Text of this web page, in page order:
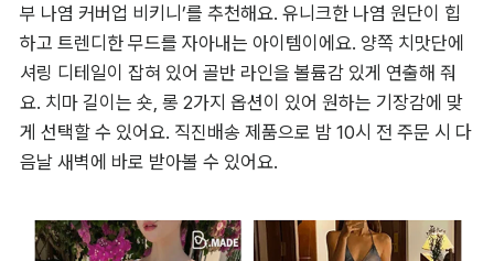
부 나염 커버업 비키니’를 추천해요. 유니크한 나염 원단이 힙
하고 트렌디한 무드를 자아내는 아이템이에요. 양쪽 치맛단에
셔링 디테일이 잡혀 있어 골반 라인을 볼륨감 있게 연출해 줘
요. 치마 길이는 숏, 롱 2가지 옵션이 있어 원하는 기장감에 맞
게 선택할 수 있어요. 직진배송 제품으로 밤 10시 전 주문 시 다
음날 새벽에 바로 받아볼 수 있어요.